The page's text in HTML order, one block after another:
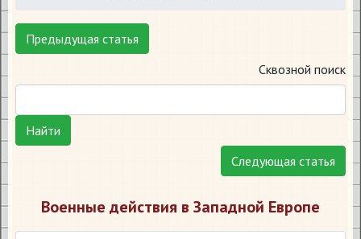
Предыдущая статья
Сквозной поиск
Найти
Следующая статья
Военные действия в Западной Европе